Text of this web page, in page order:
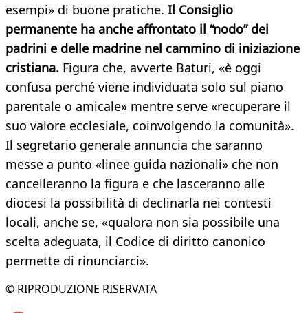
esempi» di buone pratiche. Il Consiglio
permanente ha anche affrontato il “nodo” dei
padrini e delle madrine nel cammino di iniziazione
cristiana. Figura che, avverte Baturi, «è oggi
confusa perché viene individuata solo sul piano
parentale o amicale» mentre serve «recuperare il
suo valore ecclesiale, coinvolgendo la comunità».
Il segretario generale annuncia che saranno
messe a punto «linee guida nazionali» che non
cancelleranno la figura e che lasceranno alle
diocesi la possibilità di declinarla nei contesti
locali, anche se, «qualora non sia possibile una
scelta adeguata, il Codice di diritto canonico
permette di rinunciarci».
© RIPRODUZIONE RISERVATA